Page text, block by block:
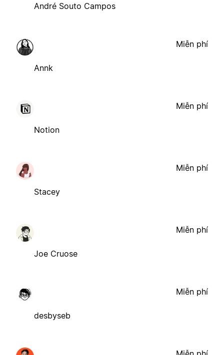
André Souto Campos
Annk
Miễn phí
Notion
Miễn phí
Stacey
Miễn phí
Joe Cruose
Miễn phí
desbyseb
Miễn phí